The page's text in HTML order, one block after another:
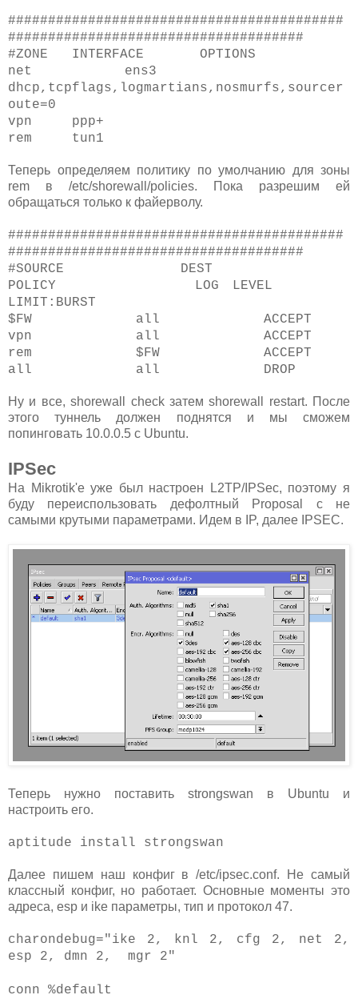
##########################################
#####################################
#ZONE INTERFACE OPTIONS
net ens3
dhcp,tcpflags,logmartians,nosmurfs,sourcer
oute=0
vpn ppp+
rem tun1
Теперь определяем политику по умолчанию для зоны
rem в /etc/shorewall/policies. Пока разрешим ей
обращаться только к файерволу.
##########################################
#####################################
#SOURCE DEST
POLICY LOG LEVEL
LIMIT:BURST
$FW all ACCEPT
vpn all ACCEPT
rem $FW ACCEPT
all all DROP
Ну и все, shorewall check затем shorewall restart. После
этого туннель должен поднятся и мы сможем
попинговать 10.0.0.5 с Ubuntu.
IPSec
На Mikrotik'e уже был настроен L2TP/IPSec, поэтому я
буду переиспользовать дефолтный Proposal с не
самыми крутыми параметрами. Идем в IP, далее IPSEC.
Теперь нужно поставить strongswan в Ubuntu и
настроить его.
aptitude install strongswan
Далее пишем наш конфиг в /etc/ipsec.conf. Не самый
классный конфиг, но работает. Основные моменты это
адреса, esp и ike параметры, тип и протокол 47.
сharondebug="ike 2, knl 2, cfg 2, net 2,
esp 2, dmn 2, mgr 2"
conn %default